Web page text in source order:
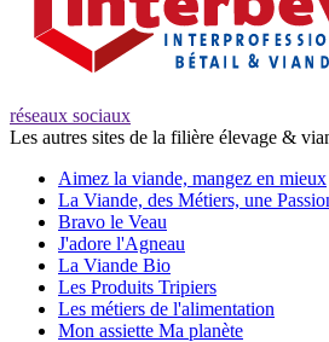
réseaux sociaux
Les autres sites de la filière élevage &
Aimez la viande, mangez en mieux
La Viande, des Métiers, une
Bravo le Veau
J'adore l'Agneau
La Viande Bio
Les Produits Tripiers
Les métiers de l'alimentation
Mon assiette Ma planète